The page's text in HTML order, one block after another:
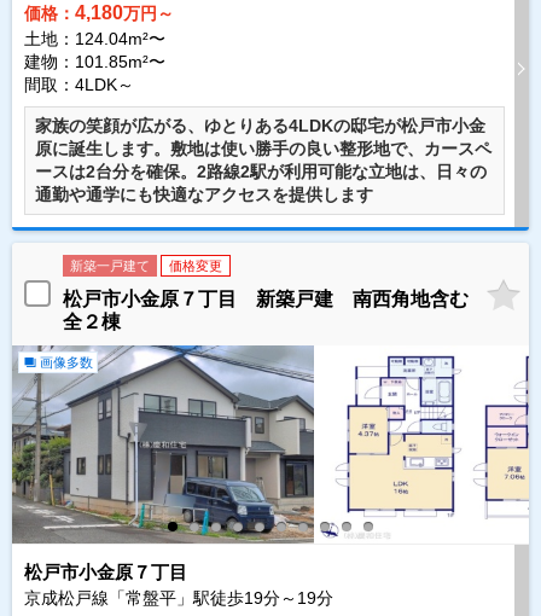
価格： 4,180万円～
土地：124.04m²〜
建物：101.85m²〜
間取：4LDK～
家族の笑顔が広がる、ゆとりある4LDKの邸宅が松戸市小金
原に誕生します。敷地は使い勝手の良い整形地で、カースペ
ースは2台分を確保。2路線2駅が利用可能な立地は、日々の
通勤や通学にも快適なアクセスを提供します
新築一戸建て 価格変更
松戸市小金原７丁目 新築戸建 南西角地含む
全２棟
画像多数
松戸市小金原７丁目
京成松戸線「常盤平」駅徒歩19分～ 19分